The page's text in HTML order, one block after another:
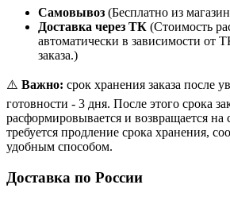
Самовывоз (Бесплатно из
Доставка через ТК (Стоимость
автоматически в зависимости от
заказа.)
⚠️ Важно: срок хранения заказа после
готовности - 3 дня. После этого срока
расформировывается и возвращается на
требуется продление срока хранения,
удобным способом.
Доставка по России